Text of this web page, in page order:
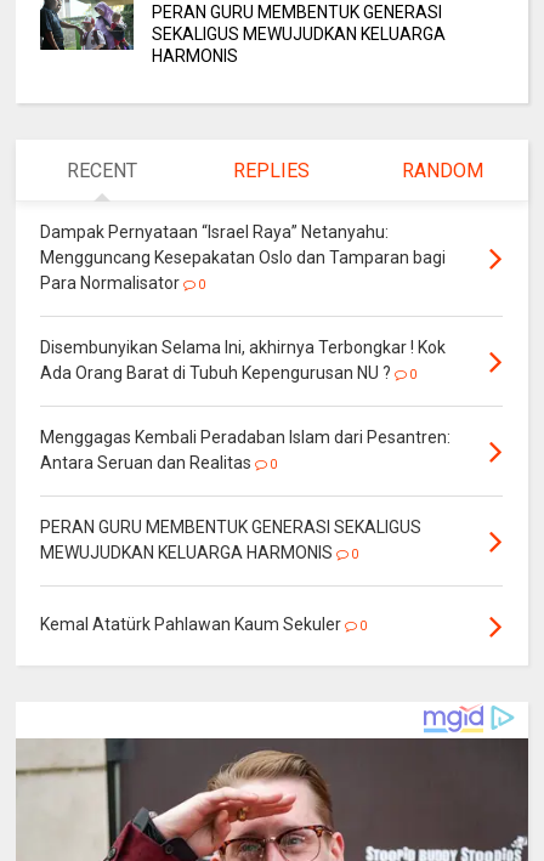
PERAN GURU MEMBENTUK GENERASI
SEKALIGUS MEWUJUDKAN KELUARGA
HARMONIS
RECENT REPLIES RANDOM
Dampak Pernyataan “Israel Raya” Netanyahu:
Mengguncang Kesepakatan Oslo dan Tamparan bagi
Para Normalisator
0
Disembunyikan Selama Ini, akhirnya Terbongkar ! Kok
Ada Orang Barat di Tubuh Kepengurusan NU ?
0
Menggagas Kembali Peradaban Islam dari Pesantren:
Antara Seruan dan Realitas
0
PERAN GURU MEMBENTUK GENERASI SEKALIGUS
MEWUJUDKAN KELUARGA HARMONIS
0
Kemal Atatürk Pahlawan Kaum Sekuler 0